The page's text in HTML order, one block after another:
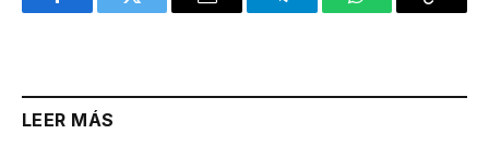
FacebookTwitter Email TelegramWhatsAppCopy
LEER MÁS